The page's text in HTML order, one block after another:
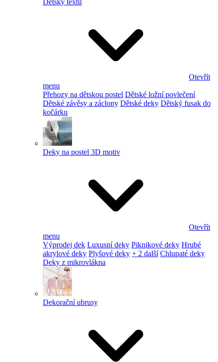
Dětský textil
Otevřít
menu
Přehozy na dětskou postel Dětské ložní povlečení
Dětské závěsy a záclony Dětské deky Dětský fusak do
kočárku
Deky na postel 3D motiv
Otevřít
menu
Výprodej dek Luxusní deky Piknikové deky Hrubé
akrylové deky Plyšové deky + 2 další Chlupaté deky
Deky z mikrovlákna
Dekorační ubrusy